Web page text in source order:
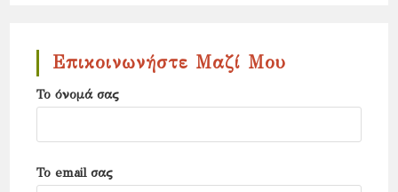
Επικοινωνήστε Μαζί Μου
Το όνομά σας
Το email σας